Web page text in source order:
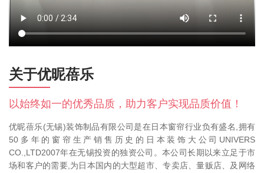
关于优昵蓓乐
以始终如一的优秀品质，助力客户实现品质价值！
优昵蓓乐(无锡)装饰制品有限公司是在日本窗帘行业负有盛名,拥有
50多年的窗帘生产销售历史的日本装饰大公司UNIVERS
CO.,LTD2007年在无锡投资的独资公司。本公司长期以来立足于市
场和客户的需要,为日本国内的大型超市、专卖店、量贩店、及网络